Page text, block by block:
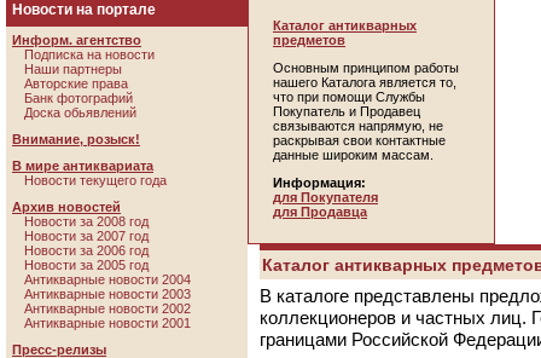
Новости на портале
Информ. агентство
Подписка на новости
Наши партнеры
Авторские права
Банк фотографий
Доска обьявлений
Внимание, розыск!
В мире антиквариата
Новости текущего года
Архив новостей
Новости за 2008 год
Новости за 2007 год
Новости за 2006 год
Новости за 2005 год
Антикварные новости 2004
Антикварные новости 2003
Антикварные новости 2002
Антикварные новости 2001
Пресс-релизы
Каталог антикварных
предметов
Основным принципом работы
нашего Каталога является то,
что при помощи Службы
Покупатель и Продавец
связываются напрямую, не
раскрывая свои контактные
данные широким массам.
Информация:
для Покупателя
для Продавца
Каталог антикварных
В каталоге представлены
коллекционеров и частных лиц.
границами Российской